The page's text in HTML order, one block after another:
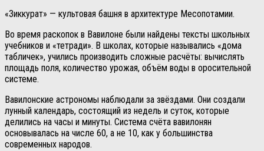
«Зиккурат» — культовая башня в архитектуре Месопотамии.
Во время раскопок в Вавилоне были найдены тексты школьных
учебников и «тетради». В школах, которые назывались «дома
табличек», учились производить сложные расчёты: вычислять
площадь поля, количество урожая, объём воды в оросительной
системе.
Вавилонские астрономы наблюдали за звёздами. Они создали
лунный календарь, состоящий из недель и суток, которые
делились на часы и минуты. Система счёта вавилонян
основывалась на числе 60, а не 10, как у большинства
современных народов.